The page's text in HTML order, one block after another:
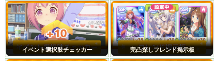
イベント選択肢チェッカー 完凸探しフレンド掲示板